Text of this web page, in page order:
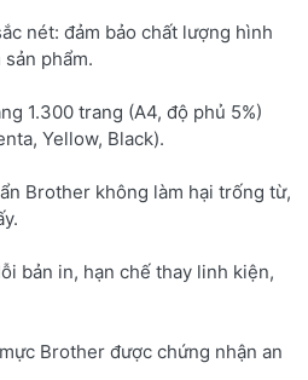
nét: đảm bảo chất lượng hình
phẩm.
1.300 trang (A4, độ phủ 5%)
Yellow, Black).
Brother không làm hại trống từ,
bản in, hạn chế thay linh kiện,
Brother được chứng nhận an